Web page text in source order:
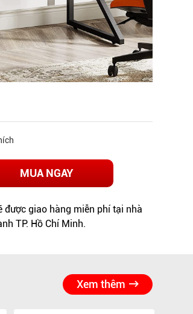
MUA NGAY
được giao hàng miễn phí tại nhà
TP. Hồ Chí Minh.
Xem thêm